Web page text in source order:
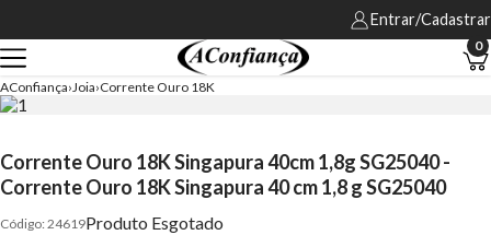
Entrar/Cadastrar
0
AConfiança Joia Corrente Ouro 18K
Corrente Ouro 18K Singapura 40cm 1,8g SG25040 -
Corrente Ouro 18K Singapura 40 cm 1,8 g SG25040
24619Produto Esgotado